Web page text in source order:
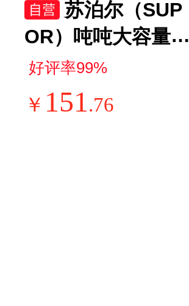
￥ 151.76
苏泊尔（SUP
OR）吨吨大容量电
水壶热水壶 2L无缝
内胆316L不锈钢烧
水壶一键保温 恒温
好评率99%